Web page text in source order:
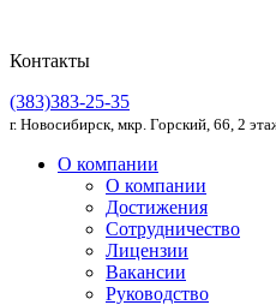
Контакты
(383)383-25-35
г. Новосибирск, мкр. Горский, 66, 2
О компании
О компании
Достижения
Сотрудничество
Лицензии
Вакансии
Руководство